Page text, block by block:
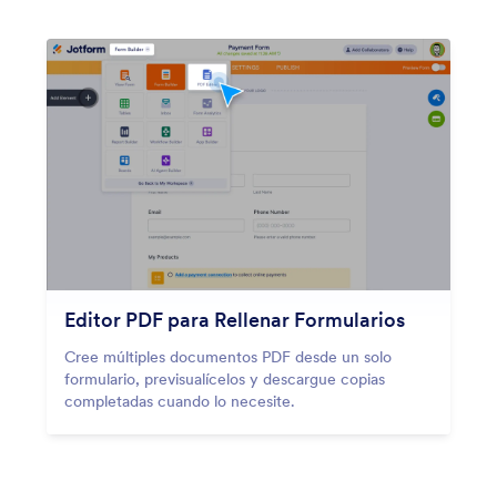
Editor PDF para Rellenar Formularios
Cree múltiples documentos PDF desde un solo
formulario, previsualícelos y descargue copias
completadas cuando lo necesite.